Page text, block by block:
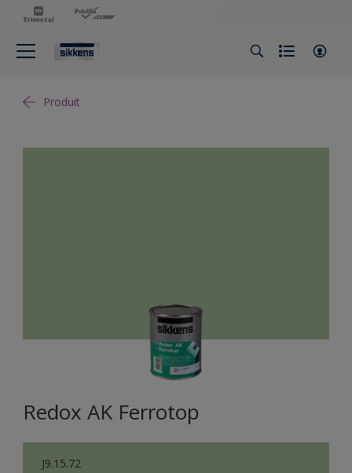
Produit
Redox AK Ferrotop
J9.15.72